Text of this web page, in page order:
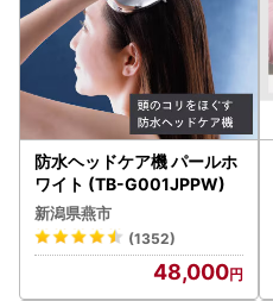
防水ヘッドケア機 パールホ
ワイト (TB-G001JPPW)
新潟県燕市
(1352)
48,000